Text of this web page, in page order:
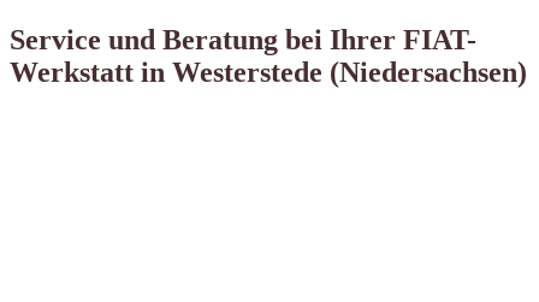
Service und Beratung bei Ihrer FIAT-
Werkstatt in Westerstede (Niedersachsen)